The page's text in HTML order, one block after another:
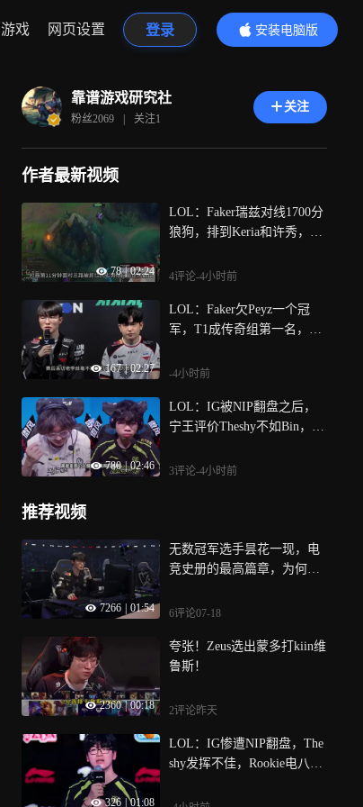
游戏 网页设置 登录
安装电脑版
内容更精彩
靠谱游戏研究社
粉丝2069 | 关注1
关注
作者最新视频
78 | 02:24
LOL：Faker瑞兹对线1700分
狼狗，排到Keria和许秀，职
4评论-4小时前
167 | 02:27
LOL：Faker欠Peyz一个冠
军，T1成传奇组第一名，AD
-4小时前
780 | 02:46
LOL：IG被NIP翻盘之后，
宁王评价Theshy不如Bin，武
3评论-4小时前
推荐视频
7266 01:54
无数冠军选手昙花一现，电
竞史册的最高篇章，为何始
6评论07-18
2360 | 00:18
夸张！Zeus选出蒙多打kiin维
鲁斯！
2评论昨天
326 01:08
LOL：IG惨遭NIP翻盘，The
shy发挥不佳，Rookie电八万